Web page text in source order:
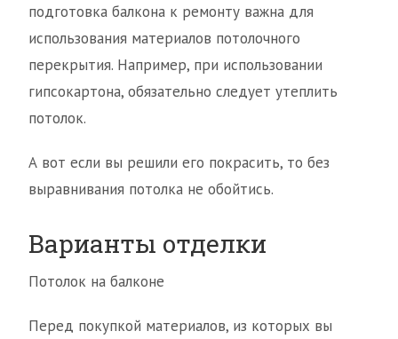
подготовка балкона к ремонту важна для
использования материалов потолочного
перекрытия. Например, при использовании
гипсокартона, обязательно следует утеплить
потолок.
А вот если вы решили его покрасить, то без
выравнивания потолка не обойтись.
Варианты отделки
Потолок на балконе
Перед покупкой материалов, из которых вы